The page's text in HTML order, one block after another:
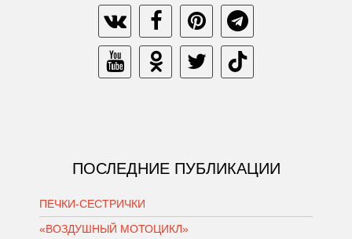
ПОСЛЕДНИЕ ПУБЛИКАЦИИ
ПЕЧКИ-СЕСТРИЧКИ
«ВОЗДУШНЫЙ МОТОЦИКЛ»